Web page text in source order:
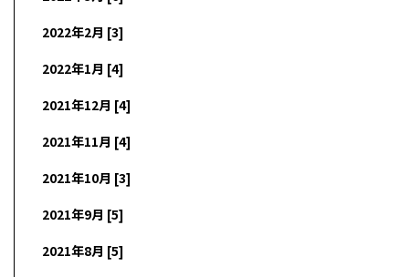
2022年2月 [3]
2022年1月 [4]
2021年12月 [4]
2021年11月 [4]
2021年10月 [3]
2021年9月 [5]
2021年8月 [5]